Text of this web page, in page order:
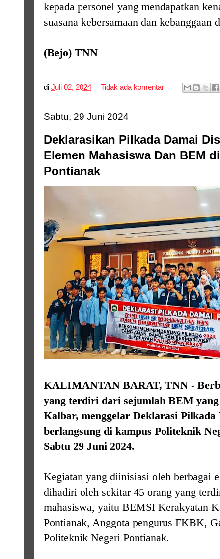
kepada personel yang mendapatkan
suasana kebersamaan dan
(Bejo) TNN
di Juli 02, 2024 Tidak ada komentar:
Sabtu, 29 Juni 2024
Deklarasikan Pilkada Damai
Elemen Mahasiswa Dan BEM
Pontianak
KALIMANTAN BARAT, TNN -
yang terdiri dari sejumlah BEM
Kalbar, menggelar Deklarasi Pilkada
berlangsung di kampus Politeknik
Sabtu 29 Juni 2024.
Kegiatan yang diinisiasi oleh berbagai
dihadiri oleh sekitar 45 orang yang
mahasiswa, yaitu BEMSI Kerakyatan
Pontianak, Anggota pengurus FKBK,
Politeknik Negeri Pontianak.